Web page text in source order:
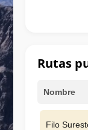
Rutas
Nombre
Filo